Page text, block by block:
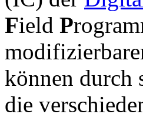
Field P
können durch
die